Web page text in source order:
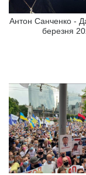
Антон Санченко -
березня